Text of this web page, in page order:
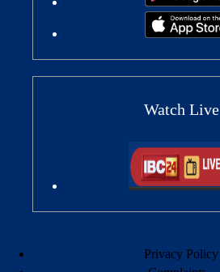
Watch Live
Privacy Policy